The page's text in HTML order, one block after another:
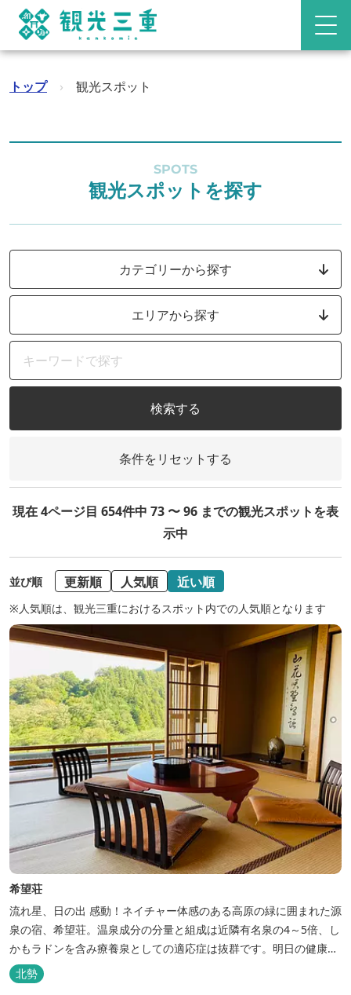
トップ › 観光スポット
SPOTS
観光スポットを探す
カテゴリーから探す
エリアから探す
検索する
条件をリセットする
現在 4ページ目 654件中 73 〜 96 までの観光スポットを表
示中
並び順 更新順 人気順 近い順
※人気順は、観光三重におけるスポット内での人気順となります
希望荘
流れ星、日の出 感動！ネイチャー体感のある高原の緑に囲まれた源
泉の宿、希望荘。温泉成分の分量と組成は近隣有名泉の4～5倍、し
かもラドンを含み療養泉としての適応症は抜群です。明日の健康
に、ご宿泊はもちろん日帰り入浴もお気軽にお立ち寄り下さい。 熱
気浴ラドンの泉も新たにオープン！ぜひご利用ください。
北勢